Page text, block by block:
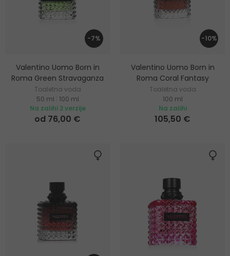
-7%
Valentino Uomo Born in
Roma Green Stravaganza
Toaletna voda
50 ml
100 ml
Na zalihi 2 verzije
od 76,00 €
-10%
Valentino Uomo Born in
Roma Coral Fantasy
Toaletna voda
100 ml
Na zalihi
105,50 €